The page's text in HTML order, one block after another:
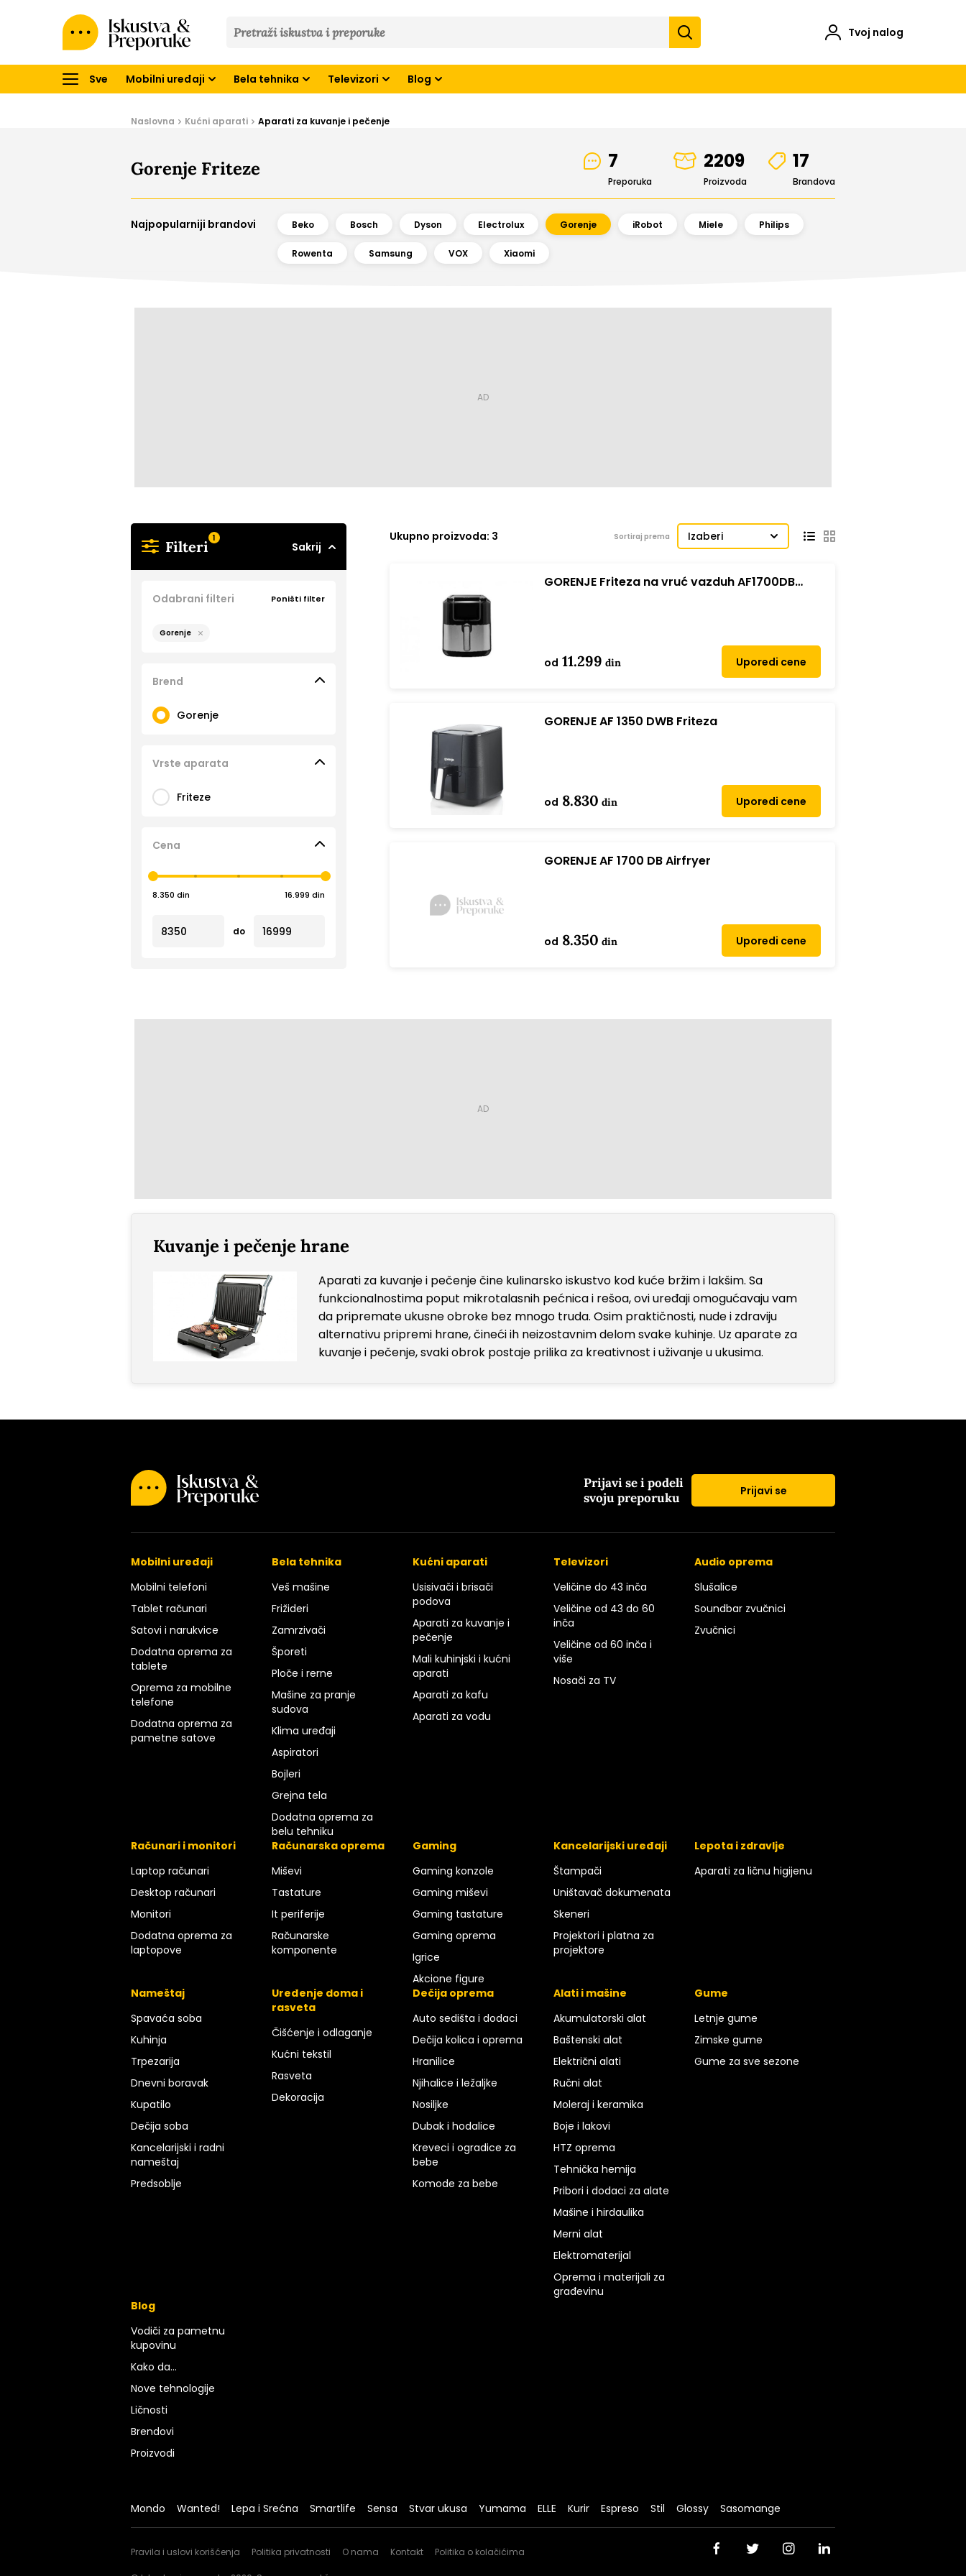
&
Tvoj nalog
Sve Mobilni uređaji Bela tehnika Televizori Blog
Naslovna Kućni aparati Aparati za kuvanje i pečenje
Gorenje Friteze 7
Preporuka
2209
Proizvoda
17
Brandova
Najpopularniji brandovi Beko Bosch Dyson Electrolux Gorenje iRobot Miele Philips
Rowenta Samsung VOX Xiaomi
Filteri 1
Sakrij
Brend
Gorenje
Vrste aparata
Friteze
Cena
8.350 din 16.999 din
do
Odabrani filteri Poništi filter
Gorenje
Ukupno proizvoda: 3 Sortiraj prema Izaberi
GORENJE Friteza na vruć vazduh AF1700DB
od 11.299 din Uporedi cene
GORENJE AF 1350 DWB Friteza
od 8.830 din Uporedi cene
GORENJE AF 1700 DB Airfryer
od 8.350 din Uporedi cene
Kuvanje i pečenje hrane
Aparati za kuvanje i pečenje čine kulinarsko iskustvo kod kuće bržim i lakšim. Sa
funkcionalnostima poput mikrotalasnih pećnica i rešoa, ovi uređaji omogućavaju vam
da pripremate ukusne obroke bez mnogo truda. Osim praktičnosti, nude i zdraviju
alternativu pripremi hrane, čineći ih neizostavnim delom svake kuhinje. Uz aparate za
kuvanje i pečenje, svaki obrok postaje prilika za kreativnost i uživanje u ukusima.
Prijavi se i podeli
svoju preporuku
Prijavi se
Mobilni uređaji
Mobilni telefoni
Tablet računari
Satovi i narukvice
Dodatna oprema za
tablete
Oprema za mobilne
telefone
Dodatna oprema za
pametne satove
Bela tehnika
Veš mašine
Frižideri
Zamrzivači
Šporeti
Ploče i rerne
Mašine za pranje
sudova
Klima uređaji
Aspiratori
Bojleri
Grejna tela
Dodatna oprema za
belu tehniku
Kućni aparati
Usisivači i brisači
podova
Aparati za kuvanje i
pečenje
Mali kuhinjski i kućni
aparati
Aparati za kafu
Aparati za vodu
Televizori
Veličine do 43 inča
Veličine od 43 do 60
inča
Veličine od 60 inča i
više
Nosači za TV
Audio oprema
Slušalice
Soundbar zvučnici
Zvučnici
Računari i monitori
Laptop računari
Desktop računari
Monitori
Dodatna oprema za
laptopove
Računarska oprema
Miševi
Tastature
It periferije
Računarske
komponente
Gaming
Gaming konzole
Gaming miševi
Gaming tastature
Gaming oprema
Igrice
Akcione figure
Kancelarijski uređaji
Štampači
Uništavač dokumenata
Skeneri
Projektori i platna za
projektore
Lepota i zdravlje
Aparati za ličnu higijenu
Nameštaj
Spavaća soba
Kuhinja
Trpezarija
Dnevni boravak
Kupatilo
Dečija soba
Kancelarijski i radni
nameštaj
Predsoblje
Uređenje doma i
rasveta
Čišćenje i odlaganje
Kućni tekstil
Rasveta
Dekoracija
Dečija oprema
Auto sedišta i dodaci
Dečija kolica i oprema
Hranilice
Njihalice i ležaljke
Nosiljke
Dubak i hodalice
Kreveci i ogradice za
bebe
Komode za bebe
Alati i mašine
Akumulatorski alat
Baštenski alat
Električni alati
Ručni alat
Moleraj i keramika
Boje i lakovi
HTZ oprema
Tehnička hemija
Pribori i dodaci za alate
Mašine i hirdaulika
Merni alat
Elektromaterijal
Oprema i materijali za
građevinu
Gume
Letnje gume
Zimske gume
Gume za sve sezone
Blog
Vodiči za pametnu
kupovinu
Kako da...
Nove tehnologije
Ličnosti
Brendovi
Proizvodi
Mondo Wanted! Lepa i Srećna Smartlife Sensa Stvar ukusa Yumama ELLE Kurir Espreso Stil Glossy Sasomange
Pravila i uslovi korišćenja Politika privatnosti O nama Kontakt Politika o kolačićima